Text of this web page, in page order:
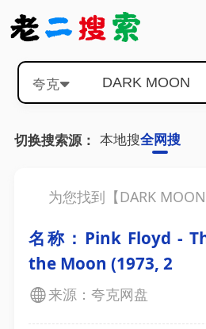
夸克
切换搜索源： 本地搜全网搜
为您找到【DARK MOON
名称：Pink Floyd -
the Moon (1973, 2
来源：夸克网盘